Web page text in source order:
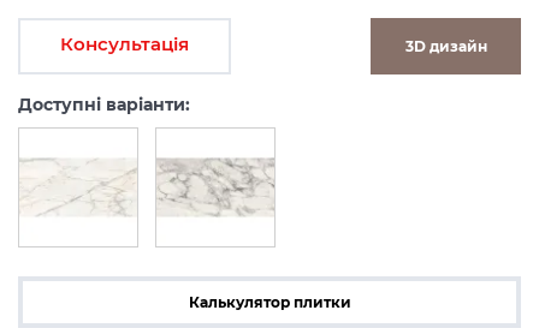
Консультація 3D дизайн
Доступні варіанти:
Калькулятор плитки